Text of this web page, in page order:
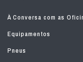
À Conversa com as
Equipamentos
Pneus